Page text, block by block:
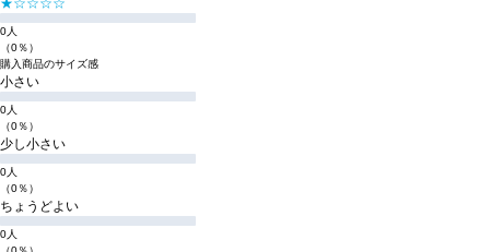
★☆☆☆☆
0人
（0％）
購入商品のサイズ感
小さい
0人
（0％）
少し小さい
0人
（0％）
ちょうどよい
0人